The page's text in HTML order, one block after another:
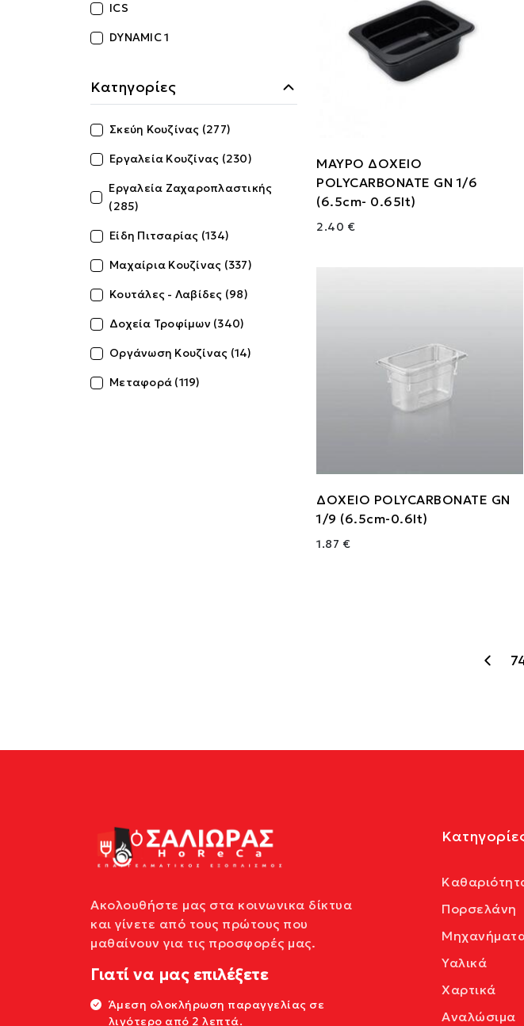
ΜΑΥΡΟ ΔΟΧΕΙΟ
POLYCARBONATE GN 1/6
(6.5cm- 0.65lt)
2.40 €
ΔΟΧΕΙΟ POLYCARBONATE GN
1/9 (6.5cm-0.6lt)
1.87 €
ICS
DYNAMIC 1
Κατηγορίες
Σκεύη Κουζίνας (277)
Εργαλεία Κουζίνας (230)
Εργαλεία Ζαχαροπλαστικής
(285)
Είδη Πιτσαρίας (134)
Μαχαίρια Κουζίνας (337)
Κουτάλες - Λαβίδες (98)
Δοχεία Τροφίμων (340)
Οργάνωση Κουζίνας (14)
Μεταφορά (119)
Ακολουθήστε μας στα κοινωνικα δίκτυα
και γίνετε από τους πρώτους που
μαθαίνουν για τις προσφορές μας.
Γιατί να μας επιλέξετε
Άμεση ολοκλήρωση παραγγελίας σε
λιγότερο από 2 λεπτά.
Πορσελάνη
Υαλικά
Χαρτικά
Αναλώσιμα